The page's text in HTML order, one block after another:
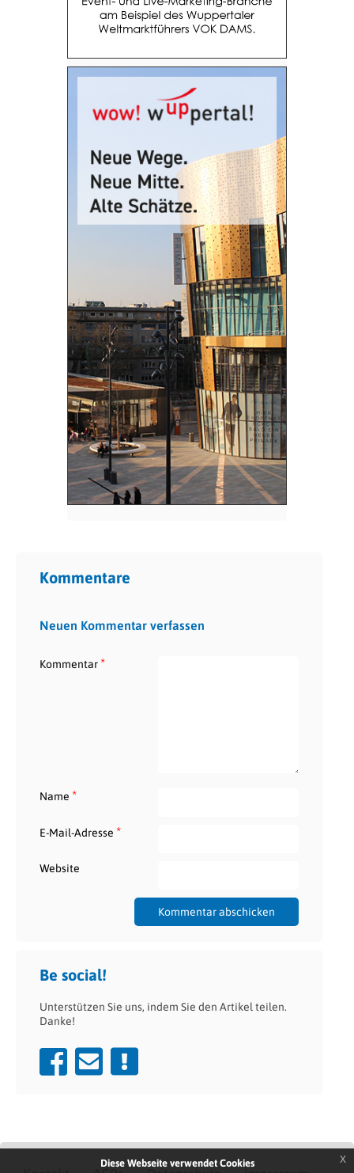
Kommentare
Neuen Kommentar verfassen
Kommentar*
Name *
E-Mail-Adresse *
Website
Be social!
Unterstützen Sie uns, indem Sie den Artikel teilen.
Danke!
Diese Webseite verwendet Cookies x